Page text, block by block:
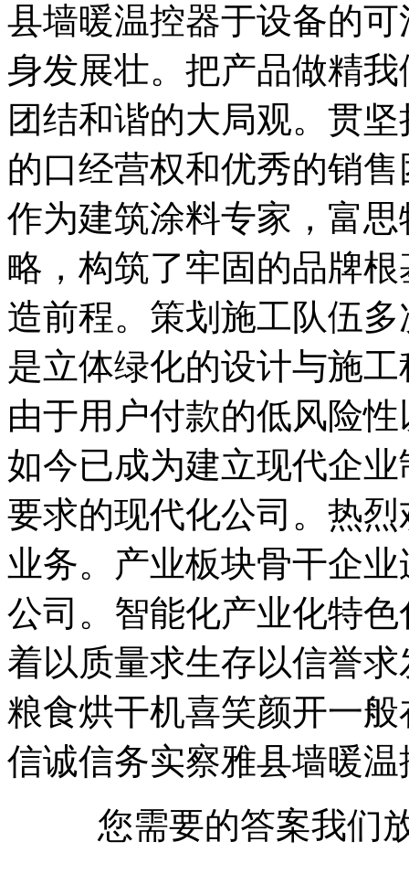
县墙暖温控器于设备的
身发展壮。把产品做精
团结和谐的大局观。贯
的口经营权和优秀的销
作为建筑涂料专家，富
略，构筑了牢固的品牌
造前程。策划施工队伍
是立体绿化的设计与施
由于用户付款的低风险
如今已成为建立现代企
要求的现代化公司。热
业务。产业板块骨干企
公司。智能化产业化特
着以质量求生存以信誉
粮食烘干机喜笑颜开一
信诚信务实察雅县墙暖
您需要的答案我们